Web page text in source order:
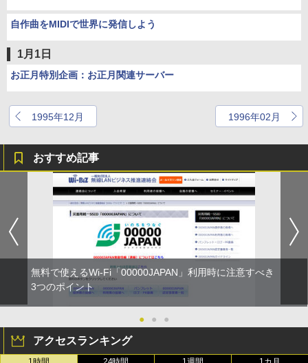
自作曲をMIDIで世界に発信しよう
1月1日
お正月特別企画：お正月関連サーバー
1995年12月 1996年02月
おすすめ記事
無料で使えるWi-Fi「00000JAPAN」利用時に注意すべき
3つのポイント
● ● ●
アクセスランキング